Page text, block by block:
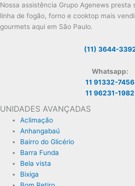
Nossa assistência Grupo Agenews
linha de fogão, forno e cooktop mais
gourmets aqui em São Paulo.
(11) 3644-
Whatsapp:
11 91332-7456
11 96231-1982
UNIDADES AVANÇADAS
Aclimação
Anhangabaú
Bairro do Glicério
Barra Funda
Bela vista
Bixiga